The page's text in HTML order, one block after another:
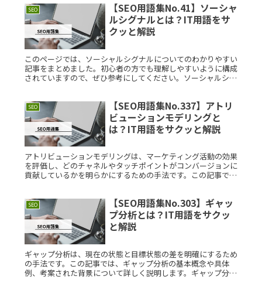
SEO
【SEO用語集No.41】ソーシャ
ルシグナルとは？IT用語をサ
クッと解説
このページでは、ソーシャルシグナルについてのわかりやすい
記事をまとめました。初心者の方でも理解しやすいように構成
されていますので、ぜひ参考にしてください。ソーシャルシグ
SEO
【SEO用語集No.337】アトリ
ビューションモデリングと
は？IT用語をサクッと解説
アトリビューションモデリングは、マーケティング活動の効果
を評価し、どのチャネルやタッチポイントがコンバージョンに
貢献しているかを明らかにするための手法です。この記事で
SEO
【SEO用語集No.303】ギャッ
プ分析とは？IT用語をサクッ
と解説
ギャップ分析は、現在の状態と目標状態の差を明確にするため
の手法です。この記事では、ギャップ分析の基本概念や具体
例、考案された背景について詳しく説明します。ギャップ分析